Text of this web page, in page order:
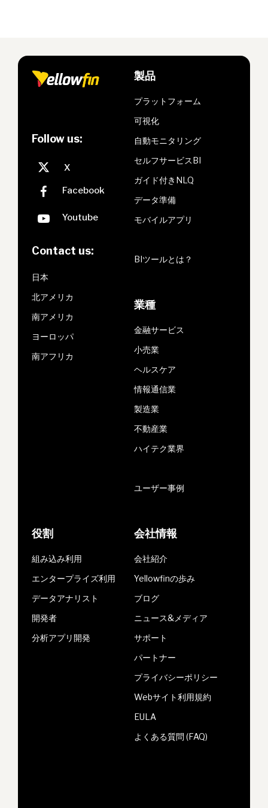
Follow us:
Contact us:
日本
北アメリカ
南アメリカ
ヨーロッパ
南アフリカ
製品
プラットフォーム
可視化
自動モニタリング
セルフサービスBI
ガイド付きNLQ
データ準備
モバイルアプリ
BIツールとは？
業種
金融サービス
小売業
ヘルスケア
情報通信業
製造業
不動産業
ハイテク業界
ユーザー事例
役割
組み込み利用
エンタープライズ利用
データアナリスト
開発者
分析アプリ開発
会社情報
会社紹介
Yellowfinの歩み
ブログ
ニュース&メディア
サポート
パートナー
プライバシーポリシー
Webサイト利用規約
EULA
よくある質問 (FAQ)